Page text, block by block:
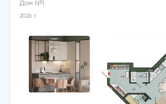
Дом №1
2026 г.